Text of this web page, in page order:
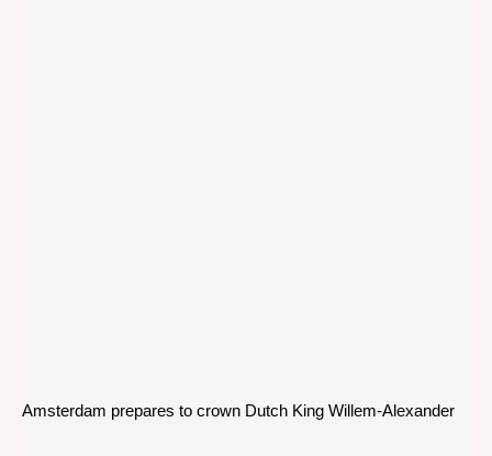
Amsterdam prepares to crown Dutch King Willem-Alexander